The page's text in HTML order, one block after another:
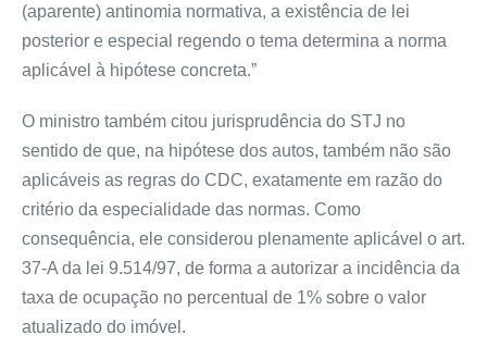
(aparente) antinomia normativa, a existência de lei
posterior e especial regendo o tema determina a norma
aplicável à hipótese concreta.”
O ministro também citou jurisprudência do STJ no
sentido de que, na hipótese dos autos, também não são
aplicáveis as regras do CDC, exatamente em razão do
critério da especialidade das normas. Como
consequência, ele considerou plenamente aplicável o art.
37-A da lei 9.514/97, de forma a autorizar a incidência da
taxa de ocupação no percentual de 1% sobre o valor
atualizado do imóvel.